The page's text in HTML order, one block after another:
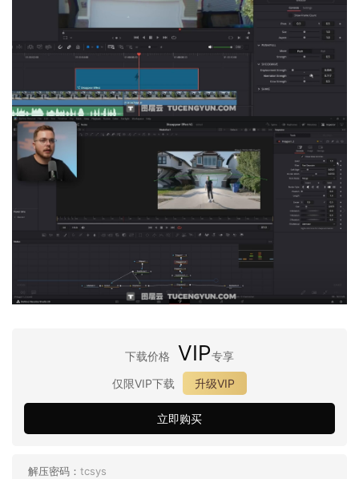
下载价格 VIP专享
仅限VIP下载
升级VIP
立即购买
解压密码： tcsys